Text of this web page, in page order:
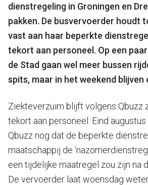
dienstregeling in Groningen en
pakken. De busvervoerder houdt
vast aan haar beperkte
tekort aan personeel. Op een
de Stad gaan wel meer bussen
spits, maar in het weekend
Ziekteverzuim blijft volgens Qbuzz
tekort aan personeel. Eind
Qbuzz nog dat de beperkte
maatschappij de
een tijdelijke maatregel zou zijn na
De vervoerder laat woensdag